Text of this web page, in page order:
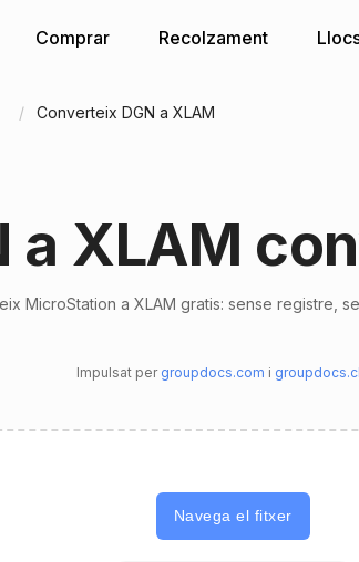
Comprar Recolzament
Converteix DGN a XLAM
a XLAM
MicroStation a XLAM gratis: sense registre,
Impulsat per groupdocs.com i
Navega el fitxer